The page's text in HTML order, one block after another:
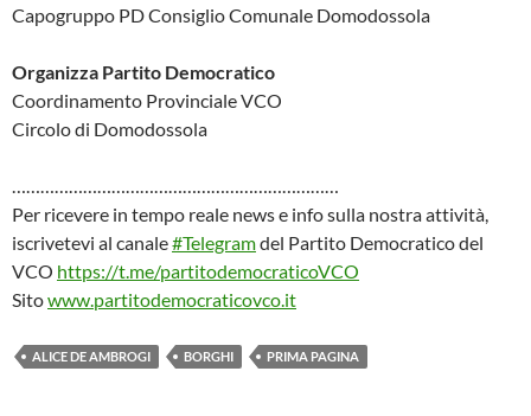
Capogruppo PD Consiglio Comunale Domodossola
Organizza Partito Democratico
Coordinamento Provinciale VCO
Circolo di Domodossola
……………………………………………………………
Per ricevere in tempo reale news e info sulla nostra attività,
iscrivetevi al canale#Telegramdel Partito Democratico del
VCO https://t.me/partitodemocraticoVCO
Sitowww.partitodemocraticovco.it
ALICE DE AMBROGI BORGHI PRIMA PAGINA